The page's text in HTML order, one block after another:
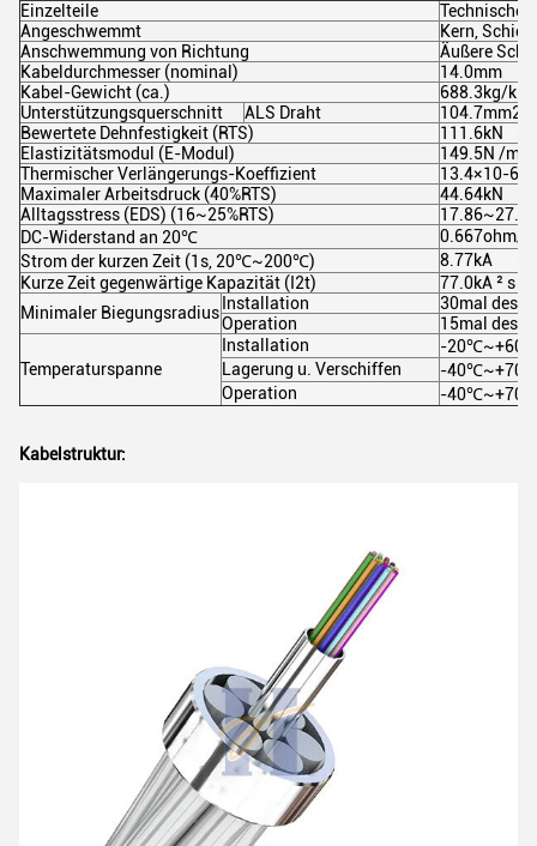
Einzelteile
Technische
Angeschwemmt
Kern,
Anschwemmung von Richtung
Äußere
Kabeldurchmesser (nominal)
14.0mm
Kabel-Gewicht (ca.)
688.3kg/km
Unterstützungsquerschnitt
ALS Draht
104.7mm2
Bewertete Dehnfestigkeit (RTS)
111.6kN
Elastizitätsmodul (E-Modul)
149.5N /
Thermischer Verlängerungs-Koeffizient
13.4×10-6/K
Maximaler Arbeitsdruck (40%RTS)
44.64kN
Alltagsstress (EDS) (16~25%RTS)
DC-Widerstand an 20℃
0.667ohm/
Strom der kurzen Zeit (1s, 20℃~200℃)
8.77kA
Kurze Zeit gegenwärtige Kapazität (I2t)
77.0kA ² s
Minimaler Biegungsradius Installation
30mal des
Operation
15mal des
Temperaturspanne
Installation
-
Lagerung u. Verschiffen
-
Operation
-
Kabelstruktur: